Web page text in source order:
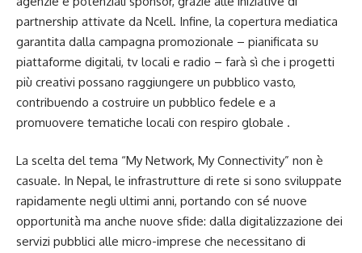
partnership attivate da Ncell. Infine, la copertura mediatica
garantita dalla campagna promozionale – pianificata su
piattaforme digitali, tv locali e radio – farà sì che i progetti
più creativi possano raggiungere un pubblico vasto,
contribuendo a costruire un pubblico fedele e a
promuovere tematiche locali con respiro globale .
La scelta del tema “My Network, My Connectivity” non è
casuale. In Nepal, le infrastrutture di rete si sono sviluppate
rapidamente negli ultimi anni, portando con sé nuove
opportunità ma anche nuove sfide: dalla digitalizzazione dei
servizi pubblici alle micro-imprese che necessitano di